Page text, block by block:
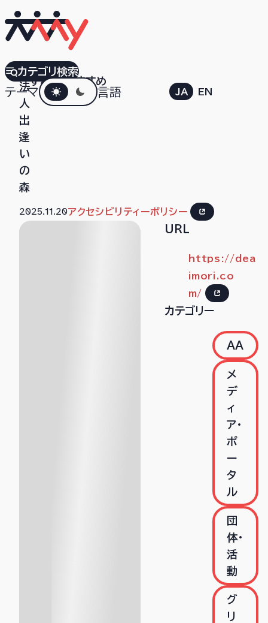
すべておすすめ
テーマダークモード言語 JA EN
カテゴリ検索
NPO
法
人
出
逢
い
の
森
2025.11.20アクセシビリティーポリシー
URL
https://dea
imori.co
m/
カテゴリー
AA
メ
デ
ィ
ア・
ポ
ー
タ
ル
団
体・
活
動
グ
リ